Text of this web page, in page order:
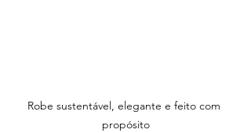
Robe sustentável, elegante e feito com
propósito